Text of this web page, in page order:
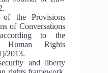
the Provisions
of Conversations
to the
Rights
2013.
and liberty